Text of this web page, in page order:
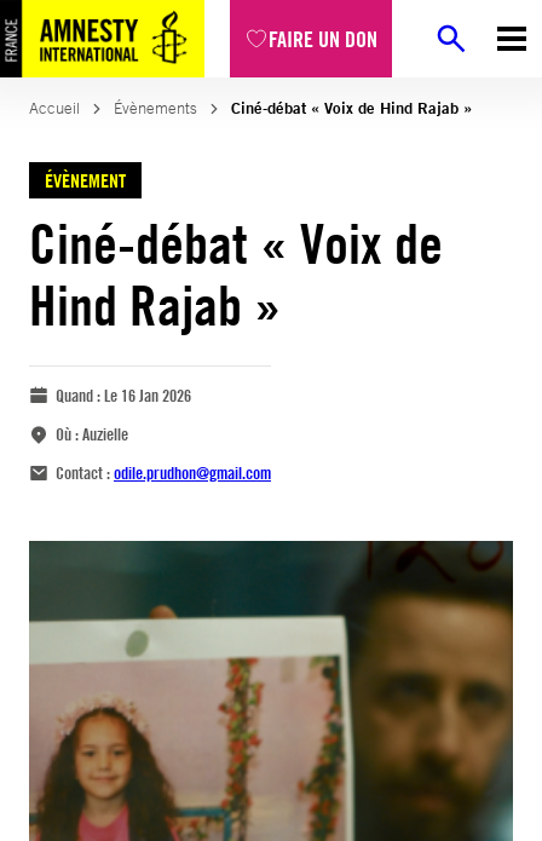
FAIRE UN DON
Accueil Évènements Ciné-débat « Voix de Hind Rajab »
ÉVÈNEMENT
Ciné-débat « Voix de
Hind Rajab »
Quand :Le 16 Jan 2026
Où :Auzielle
Contact :odile.prudhon@gmail.com